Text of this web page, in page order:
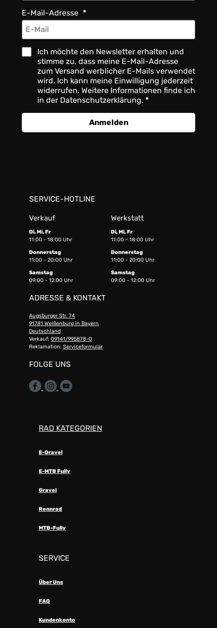
E-Mail-Adresse
Ich möchte den Newsletter erhalten und
stimme zu, dass meine E-Mail-Adresse
zum Versand werblicher E-Mails verwendet
wird. Ich kann meine Einwilligung jederzeit
widerrufen. Weitere Informationen finde ich
in der Datenschutzerklärung.
Anmelden
SERVICE-HOTLINE
Verkauf Werkstatt
Di, Mi, Fr
11:00 - 18:00 Uhr
Di, Mi, Fr
11:00 - 18:00 Uhr
Donnerstag
11:00 - 20:00 Uhr
Donnerstag
11:00 - 20:00 Uhr
Samstag
09:00 - 12:00 Uhr
Samstag
09:00 - 12:00 Uhr
ADRESSE & KONTAKT
Augsburger Str. 74
91781 Weißenburg in Bayern
Deutschland
Verkauf: 09141/995878-0
Reklamation: Serviceformular
FOLGE UNS
RAD KATEGORIEN
E-Gravel
E-MTB Fully
Gravel
Rennrad
MTB-Fully
SERVICE
Über Uns
FAQ
Kundenkonto